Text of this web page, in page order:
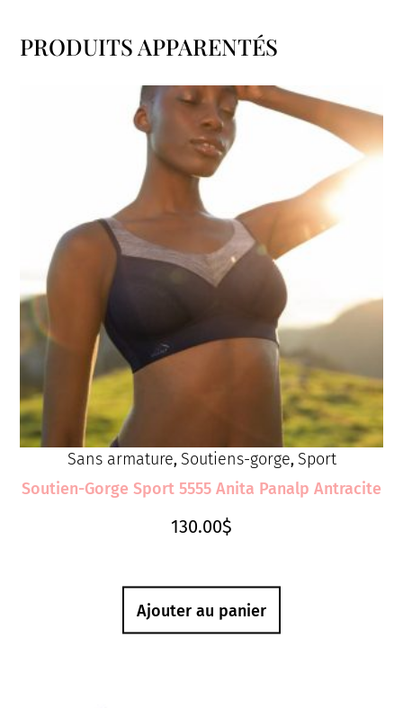
armature
PRODUITS APPARENTÉS
Produits similaires
Sans armature, Soutiens-gorge, Sport
Soutien-Gorge Sport 5555 Anita Panalp Antracite
130.00$
Ajouter au panier